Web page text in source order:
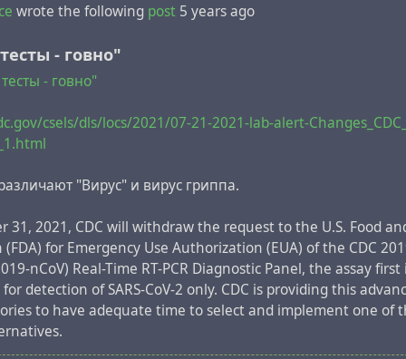
and facilitate convenience
действие и облегчить удобство
на уровне рефлексов по Павлову.
иначе не понимает же.
что оне ничего не скрывают.
wrote the following post 5 years ago
- говно"
тесты - говно"
csels/dls/locs/2021/07-21-2021-lab-alert-
"Вирус" и вирус гриппа.
31, 2021, CDC will withdraw the request to the U.S. Food
for Emergency Use Authorization (EUA) of the CDC
nCoV) Real-Time RT-PCR Diagnostic Panel, the assay
detection of SARS-CoV-2 only. CDC is providing this
to have adequate time to select and implement one of